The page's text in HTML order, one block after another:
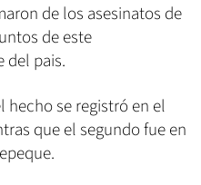
de los asesinatos de
de este
del pais.
hecho se registró en el
que el segundo fue en